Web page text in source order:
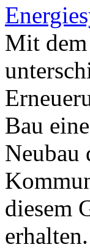
Mit dem
Bau
Neubau
diesem